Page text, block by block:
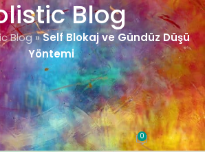
Blog
Blog»Self Blokaj ve Gündüz Düşü
Yöntemi
SPIRITÜEL TEKNIKLER
ve Gündüz Düşü
Yöntemi
On 14 Haziran 2022 0